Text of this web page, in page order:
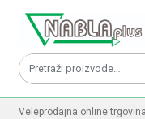
Pretraži:
Veleprodajna online trgovina